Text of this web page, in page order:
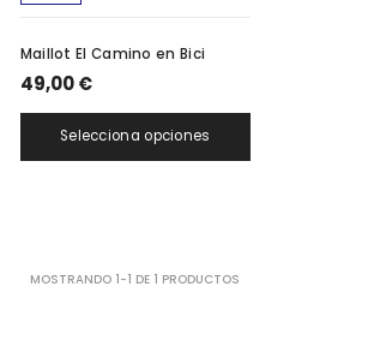
Maillot El Camino en Bici
49,00 €
Selecciona opciones
MOSTRANDO 1-1 DE 1 PRODUCTOS